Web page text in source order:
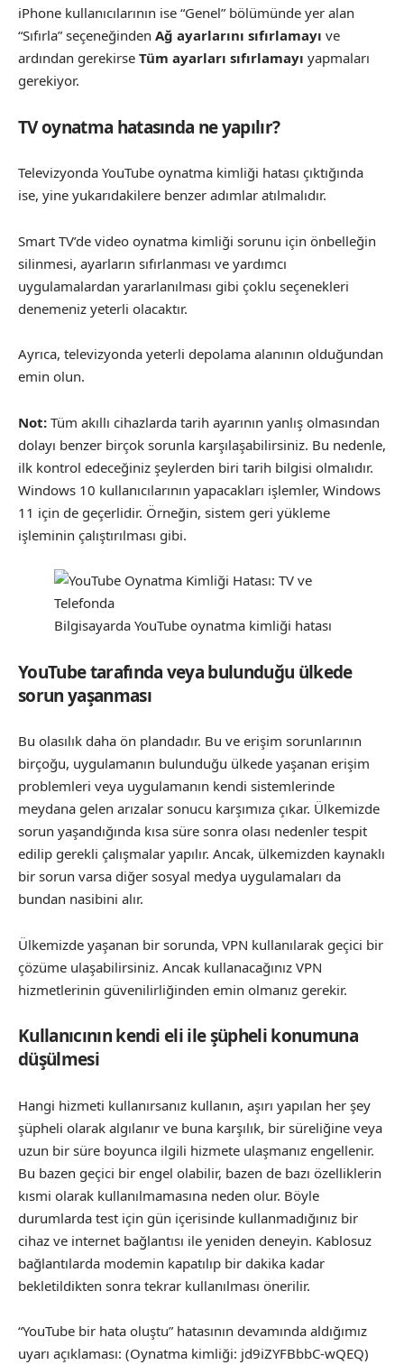
iPhone kullanıcılarının ise “Genel” bölümünde yer alan
“Sıfırla” seçeneğinden Ağ ayarlarını sıfırlamayı ve
ardından gerekirse Tüm ayarları sıfırlamayı yapmaları
gerekiyor.
TV oynatma hatasında ne yapılır?
Televizyonda YouTube oynatma kimliği hatası çıktığında
ise, yine yukarıdakilere benzer adımlar atılmalıdır.
Smart TV’de video oynatma kimliği sorunu için önbelleğin
silinmesi, ayarların sıfırlanması ve yardımcı
uygulamalardan yararlanılması gibi çoklu seçenekleri
denemeniz yeterli olacaktır.
Ayrıca, televizyonda yeterli depolama alanının olduğundan
emin olun.
Not: Tüm akıllı cihazlarda tarih ayarının yanlış olmasından
dolayı benzer birçok sorunla karşılaşabilirsiniz. Bu nedenle,
ilk kontrol edeceğiniz şeylerden biri tarih bilgisi olmalıdır.
Windows 10 kullanıcılarının yapacakları işlemler, Windows
11 için de geçerlidir. Örneğin, sistem geri yükleme
işleminin çalıştırılması gibi.
Bilgisayarda YouTube oynatma kimliği hatası
YouTube tarafında veya bulunduğu ülkede
sorun yaşanması
Bu olasılık daha ön plandadır. Bu ve erişim sorunlarının
birçoğu, uygulamanın bulunduğu ülkede yaşanan erişim
problemleri veya uygulamanın kendi sistemlerinde
meydana gelen arızalar sonucu karşımıza çıkar. Ülkemizde
sorun yaşandığında kısa süre sonra olası nedenler tespit
edilip gerekli çalışmalar yapılır. Ancak, ülkemizden kaynaklı
bir sorun varsa diğer sosyal medya uygulamaları da
bundan nasibini alır.
Ülkemizde yaşanan bir sorunda, VPN kullanılarak geçici bir
çözüme ulaşabilirsiniz. Ancak kullanacağınız VPN
hizmetlerinin güvenilirliğinden emin olmanız gerekir.
Kullanıcının kendi eli ile şüpheli konumuna
düşülmesi
Hangi hizmeti kullanırsanız kullanın, aşırı yapılan her şey
şüpheli olarak algılanır ve buna karşılık, bir süreliğine veya
uzun bir süre boyunca ilgili hizmete ulaşmanız engellenir.
Bu bazen geçici bir engel olabilir, bazen de bazı özelliklerin
kısmi olarak kullanılmamasına neden olur. Böyle
durumlarda test için gün içerisinde kullanmadığınız bir
cihaz ve internet bağlantısı ile yeniden deneyin. Kablosuz
bağlantılarda modemin kapatılıp bir dakika kadar
bekletildikten sonra tekrar kullanılması önerilir.
“YouTube bir hata oluştu” hatasının devamında aldığımız
uyarı açıklaması: (Oynatma kimliği: jd9iZYFBbbC-wQEQ)